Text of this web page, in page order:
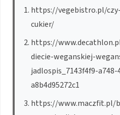
https://vegebistro.pl/
cukier/
https://
diecie-weganskiej-
jadlospis_7143f4f9-a748-
a8b4d95272c1
https://www.maczfit.pl/